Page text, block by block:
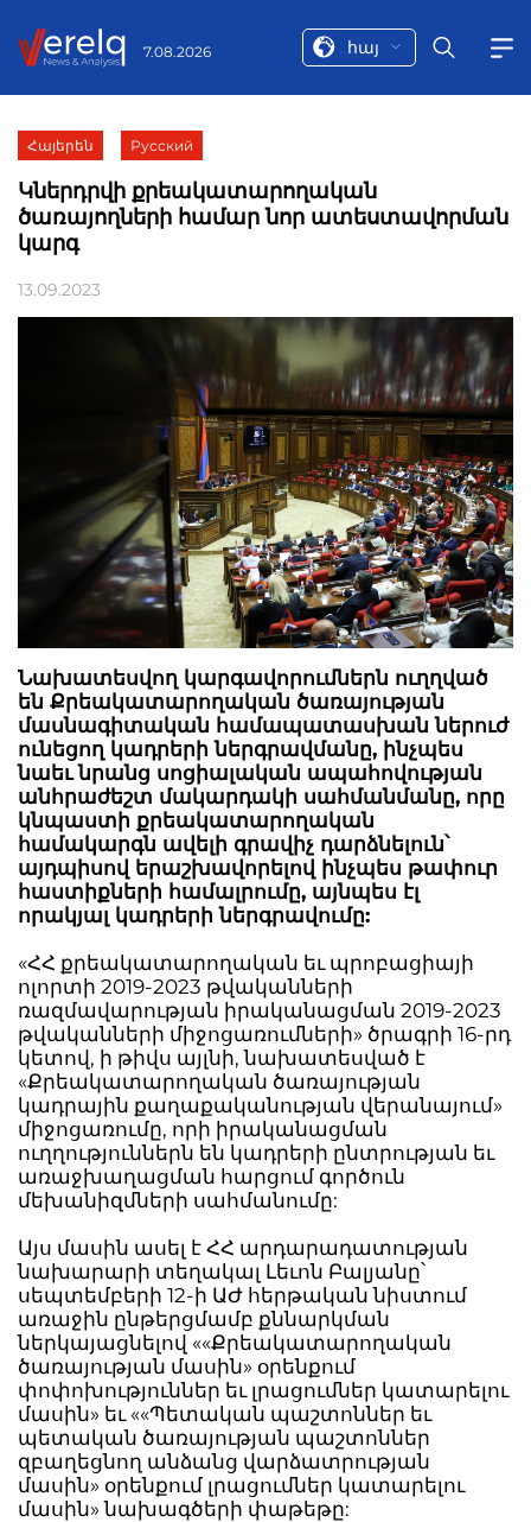
7.08.2026 հայ
Հայերեն Русский
Կներդրվի քրեակատարողական
ծառայողների համար նոր ատեստավորման
կարգ
13.09.2023
Նախատեսվող կարգավորումներն ուղղված
են Քրեակատարողական ծառայության
մասնագիտական համապատասխան ներուժ
ունեցող կադրերի ներգրավմանը, ինչպես
նաեւ նրանց սոցիալական ապահովության
անհրաժեշտ մակարդակի սահմանմանը, որը
կնպաստի քրեակատարողական
համակարգն ավելի գրավիչ դարձնելուն՝
այդպիսով երաշխավորելով ինչպես թափուր
հաստիքների համալրումը, այնպես էլ
որակյալ կադրերի ներգրավումը:
«ՀՀ քրեակատարողական եւ պրոբացիայի
ոլորտի 2019-2023 թվականների
ռազմավարության իրականացման 2019-2023
թվականների միջոցառումների» ծրագրի 16-րդ
կետով, ի թիվս այլնի, նախատեսված է
«Քրեակատարողական ծառայության
կադրային քաղաքականության վերանայում»
միջոցառումը, որի իրականացման
ուղղություններն են կադրերի ընտրության եւ
առաջխաղացման հարցում գործուն
մեխանիզմների սահմանումը:
Այս մասին ասել է ՀՀ արդարադատության
նախարարի տեղակալ Լեւոն Բալյանը՝
սեպտեմբերի 12-ի ԱԺ հերթական նիստում
առաջին ընթերցմամբ քննարկման
ներկայացնելով ««Քրեակատարողական
ծառայության մասին» օրենքում
փոփոխություններ եւ լրացումներ կատարելու
մասին» եւ ««Պետական պաշտոններ եւ
պետական ծառայության պաշտոններ
զբաղեցնող անձանց վարձատրության
մասին» օրենքում լրացումներ կատարելու
մասին» նախագծերի փաթեթը: